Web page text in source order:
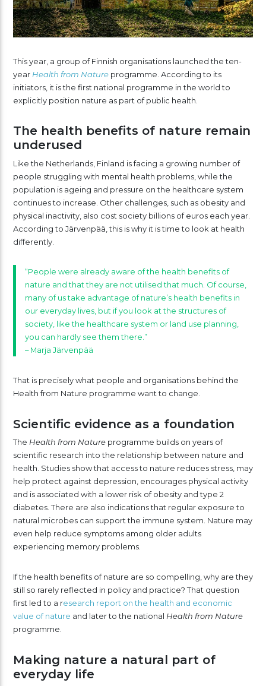
This year, a group of Finnish organisations launched the ten-
year Health from Natureprogramme. According to its
initiators, it is the first national programme in the world to
explicitly position nature as part of public health.
The health benefits of nature remain
underused
Like the Netherlands, Finland is facing a growing number of
people struggling with mental health problems, while the
population is ageing and pressure on the healthcare system
continues to increase. Other challenges, such as obesity and
physical inactivity, also cost society billions of euros each year.
According to Järvenpää, this is why it is time to look at health
differently.
“People were already aware of the health benefits of
nature and that they are not utilised that much. Of course,
many of us take advantage of nature’s health benefits in
our everyday lives, but if you look at the structures of
society, like the healthcare system or land use planning,
you can hardly see them there.”
– Marja Järvenpää
That is precisely what people and organisations behind the
Health from Nature programme want to change.
Scientific evidence as a foundation
The Health from Natureprogramme builds on years of
scientific research into the relationship between nature and
health. Studies show that access to nature reduces stress, may
help protect against depression, encourages physical activity
and is associated with a lower risk of obesity and type 2
diabetes. There are also indications that regular exposure to
natural microbes can support the immune system. Nature may
even help reduce symptoms among older adults
experiencing memory problems.
If the health benefits of nature are so compelling, why are they
still so rarely reflected in policy and practice? That question
first led to a research report on the health and economic
value of nature and later to the national Health from Nature
programme.
Making nature a natural part of
everyday life